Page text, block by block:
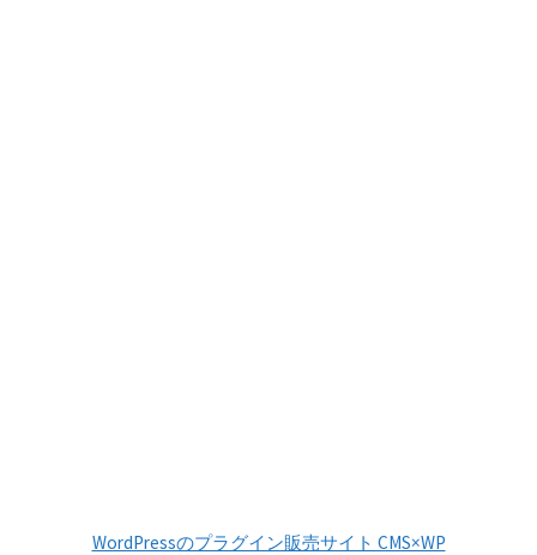
WordPressのプラグイン販売サイト CMS×WP